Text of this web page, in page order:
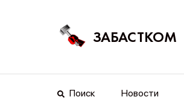
ЗАБАСТКОМ
Поиск Новости